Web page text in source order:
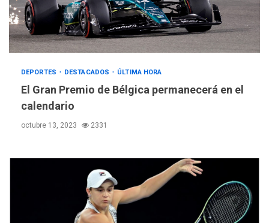
DEPORTES DESTACADOS ÚLTIMA HORA
El Gran Premio de Bélgica permanecerá en el
calendario
octubre 13, 2023 2331